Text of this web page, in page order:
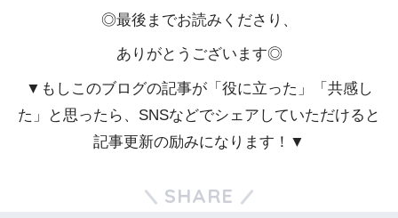
◎最後までお読みくださり、
ありがとうございます◎
▼もしこのブログの記事が「役に立った」「共感し
た」と思ったら、SNSなどでシェアしていただけると
記事更新の励みになります！▼
SHARE